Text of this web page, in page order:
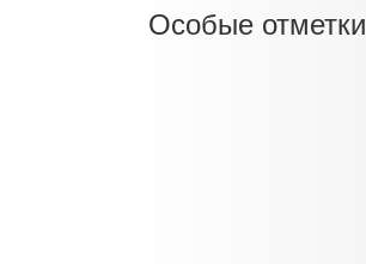
Особые отметки